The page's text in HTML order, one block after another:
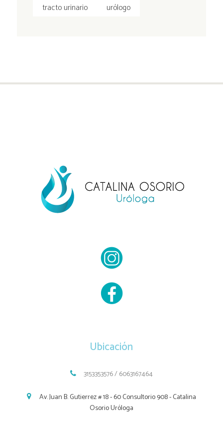
tracto urinario
urólogo
Ubicación
3153353576 / 6063167464
Av. Juan B. Gutierrez # 18 - 60 Consultorio 908 - Catalina
Osorio Uróloga